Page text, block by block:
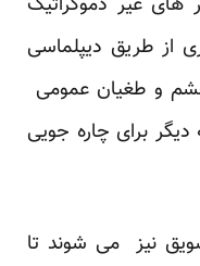
از طریق دیپلماسی
و طغیان عمومی
برای چاره جویی
نیز می شوند تا